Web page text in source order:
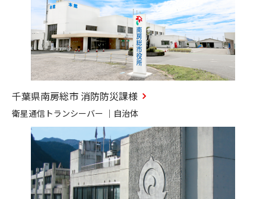
千葉県南房総市 消防防災課様
衛星通信トランシーバー ｜自治体